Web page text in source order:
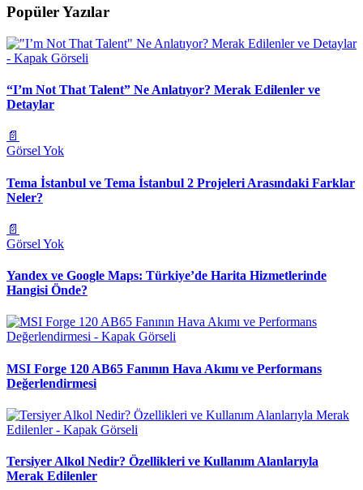
Popüler Yazılar
“I’m Not That Talent” Ne Anlatıyor? Merak Edilenler ve
Detaylar
📄
Görsel Yok
Tema İstanbul ve Tema İstanbul 2 Projeleri Arasındaki Farklar
Neler?
📄
Görsel Yok
Yandex ve Google Maps: Türkiye’de Harita Hizmetlerinde
Hangisi Önde?
MSI Forge 120 AB65 Fanının Hava Akımı ve Performans
Değerlendirmesi
Tersiyer Alkol Nedir? Özellikleri ve Kullanım Alanlarıyla
Merak Edilenler